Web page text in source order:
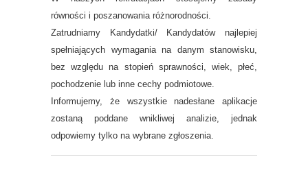
równości i poszanowania różnorodności.
Zatrudniamy Kandydatki/ Kandydatów najlepiej
spełniających wymagania na danym stanowisku,
bez względu na stopień sprawności, wiek, płeć,
pochodzenie lub inne cechy podmiotowe.
Informujemy, że wszystkie nadesłane aplikacje
zostaną poddane wnikliwej analizie, jednak
odpowiemy tylko na wybrane zgłoszenia.